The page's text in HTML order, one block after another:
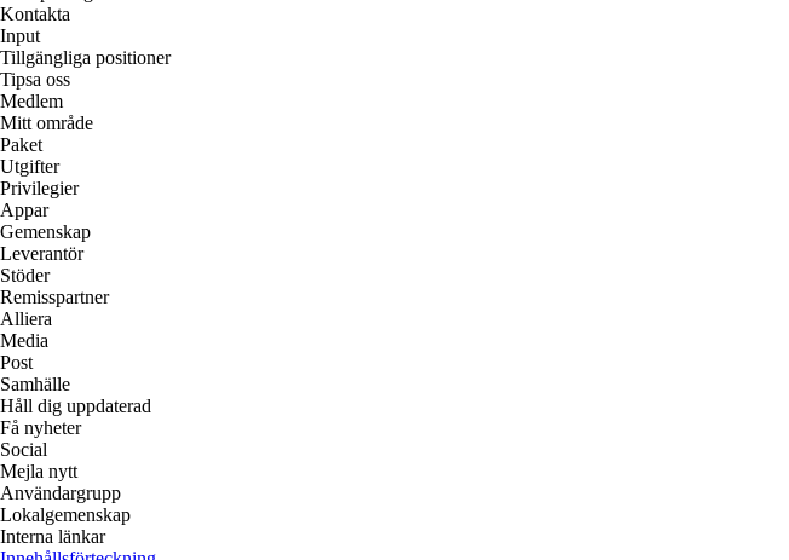
Kontakta
Input
Tillgängliga positioner
Tipsa oss
Medlem
Mitt område
Paket
Utgifter
Privilegier
Appar
Gemenskap
Leverantör
Stöder
Remisspartner
Alliera
Media
Post
Samhälle
Håll dig uppdaterad
Få nyheter
Social
Mejla nytt
Användargrupp
Lokalgemenskap
Interna länkar